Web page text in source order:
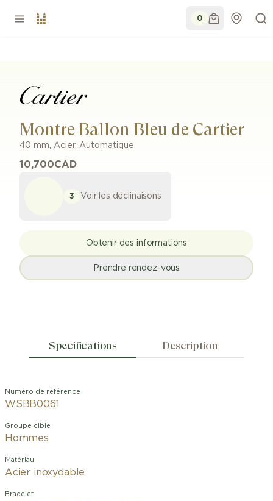
0
Montre Ballon Bleu de Cartier
40 mm, Acier, Automatique
10,700CAD
3 Voir les déclinaisons
Obtenir des informations
Prendre rendez-vous
Specifications Description
Numéro de référence
WSBB0061
Groupe cible
Hommes
Matériau
Acier inoxydable
Bracelet